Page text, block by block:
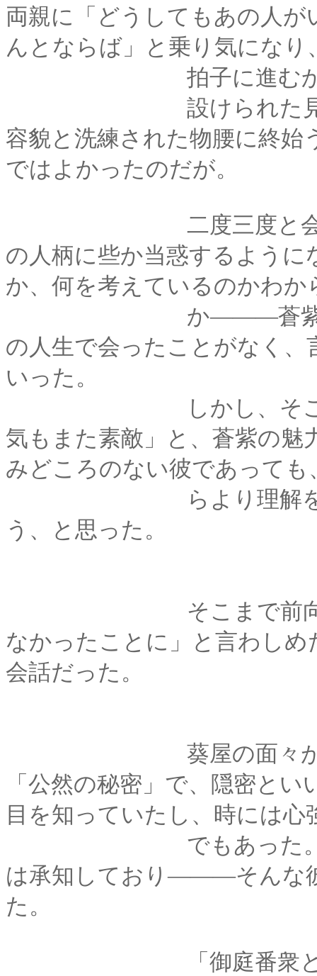
両親に「どうしてもあの人
んとならば」と乗り気になり
拍子に進むかのよ
設けられた見合いの
容貌と洗練された物腰に終
ではよかったのだが。
二度三度と会う機会
の人柄に些か当惑するよう
か、何を考えているのかわか
か―――蒼紫のよう
の人生で会ったことがなく
いった。
しかし、そこも彼女
気もまた素敵」と、蒼紫の
みどころのない彼であっても
らより理解を深めて
う、と思った。
そこまで前向きだっ
なかったことに」と言わし
会話だった。
葵屋の面々が京都御
「公然の秘密」で、隠密と
目を知っていたし、時には心
でもあった。なので
は承知しており―――そんな
た。
「御庭番衆とは『忍